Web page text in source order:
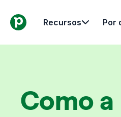
Recursos Por
Como